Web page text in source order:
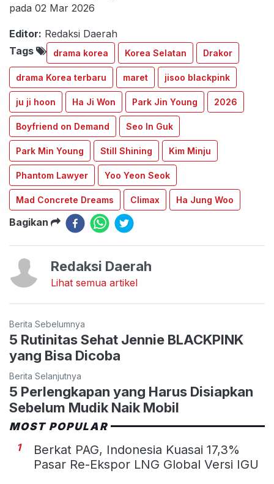
pada 02 Mar 2026
Editor: Redaksi Daerah
Tags
drama korea Korea Selatan Drakor
drama Korea terbaru maret jisoo blackpink
ju ji hoon Ha Ji Won Park Jin Young 2026
Boyfriend on Demand Seo In Guk
Park Min Young Still Shining Kim Minju
Phantom Lawyer Yoo Yeon Seok
Mad Concrete Dreams Climax Ha Jung Woo
Bagikan
Redaksi Daerah
Lihat semua artikel
Berita Sebelumnya
5 Rutinitas Sehat Jennie BLACKPINK
yang Bisa Dicoba
Berita Selanjutnya
5 Perlengkapan yang Harus Disiapkan
Sebelum Mudik Naik Mobil
MOST POPULAR
1
Berkat PAG, Indonesia Kuasai 17,3%
Pasar Re-Ekspor LNG Global Versi IGU